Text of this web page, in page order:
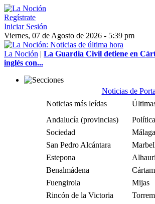
Regístrate
Iniciar Sesión
Viernes, 07 de Agosto de 2026 - 5:39 pm
La Noción | La Guardia Civil detiene en
inglés con...
Noticias de
Noticias más leídas
Andalucía (provincias)
Política
Sociedad
San Pedro Alcántara
Estepona
Benalmádena
Fuengirola
Mijas
Rincón de la Victoria